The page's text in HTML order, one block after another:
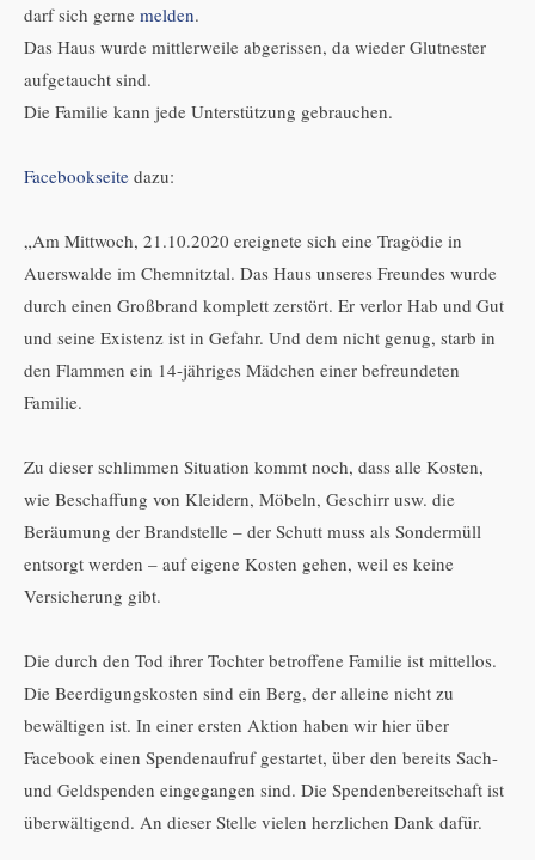
darf sich gerne melden.
Das Haus wurde mittlerweile abgerissen, da wieder Glutnester
aufgetaucht sind.
Die Familie kann jede Unterstützung gebrauchen.
Facebookseite dazu:
„Am Mittwoch, 21.10.2020 ereignete sich eine Tragödie in
Auerswalde im Chemnitztal. Das Haus unseres Freundes wurde
durch einen Großbrand komplett zerstört. Er verlor Hab und Gut
und seine Existenz ist in Gefahr. Und dem nicht genug, starb in
den Flammen ein 14-jähriges Mädchen einer befreundeten
Familie.
Zu dieser schlimmen Situation kommt noch, dass alle Kosten,
wie Beschaffung von Kleidern, Möbeln, Geschirr usw. die
Beräumung der Brandstelle – der Schutt muss als Sondermüll
entsorgt werden – auf eigene Kosten gehen, weil es keine
Versicherung gibt.
Die durch den Tod ihrer Tochter betroffene Familie ist mittellos.
Die Beerdigungskosten sind ein Berg, der alleine nicht zu
bewältigen ist. In einer ersten Aktion haben wir hier über
Facebook einen Spendenaufruf gestartet, über den bereits Sach-
und Geldspenden eingegangen sind. Die Spendenbereitschaft ist
überwältigend. An dieser Stelle vielen herzlichen Dank dafür.